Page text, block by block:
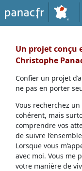
Un projet conçu
Christophe
Confier un projet
ne pas en porter
Vous recherchez
cohérent, mais
comprendre vos
de suivre
Lorsque vous
avec moi. Vous me
votre manière de